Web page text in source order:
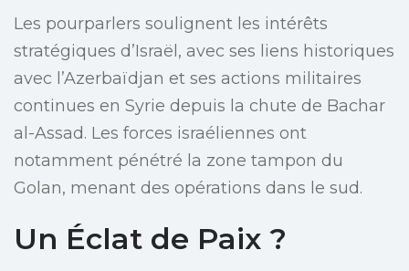
Les pourparlers soulignent les intérêts
stratégiques d’Israël, avec ses liens historiques
avec l’Azerbaïdjan et ses actions militaires
continues en Syrie depuis la chute de Bachar
al-Assad. Les forces israéliennes ont
notamment pénétré la zone tampon du
Golan, menant des opérations dans le sud.
Un Éclat de Paix ?